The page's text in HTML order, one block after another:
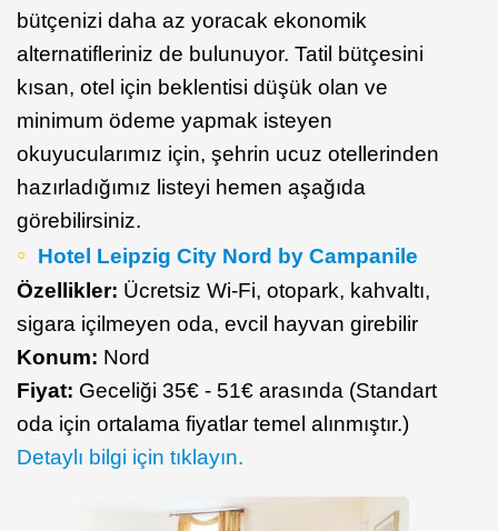
bütçenizi daha az yoracak ekonomik
alternatifleriniz de bulunuyor. Tatil bütçesini
kısan, otel için beklentisi düşük olan ve
minimum ödeme yapmak isteyen
okuyucularımız için, şehrin ucuz otellerinden
hazırladığımız listeyi hemen aşağıda
görebilirsiniz.
Hotel Leipzig City Nord by Campanile
Özellikler: Ücretsiz Wi-Fi, otopark, kahvaltı,
sigara içilmeyen oda, evcil hayvan girebilir
Konum: Nord
Fiyat: Geceliği 35€ - 51€ arasında (Standart
oda için ortalama fiyatlar temel alınmıştır.)
Detaylı bilgi için tıklayın.